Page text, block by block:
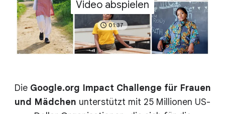
Video abspielen
01:37
Die Google.org Impact Challenge für Frauen
und Mädchen unterstützt mit 25 Millionen US-